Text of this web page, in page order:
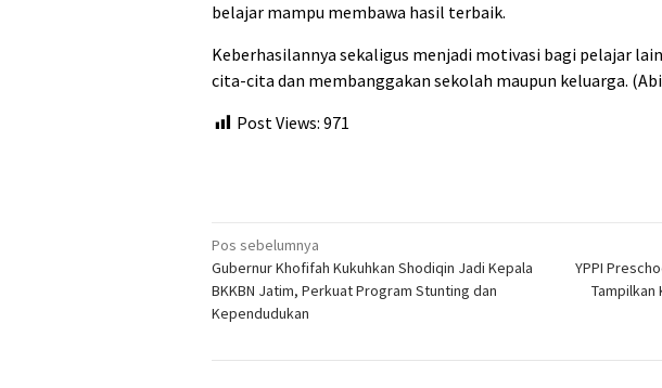
belajar mampu membawa hasil terbaik.
Keberhasilannya sekaligus menjadi motivasi bagi pelajar
cita-cita dan membanggakan sekolah maupun keluarga.
Post Views: 971
Navigasi
pos
Pos sebelumnya
Gubernur Khofifah Kukuhkan Shodiqin Jadi Kepala
BKKBN Jatim, Perkuat Program Stunting dan
Kependudukan
YPPI
Tampilkan